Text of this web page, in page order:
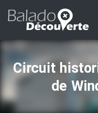
Circuit
de